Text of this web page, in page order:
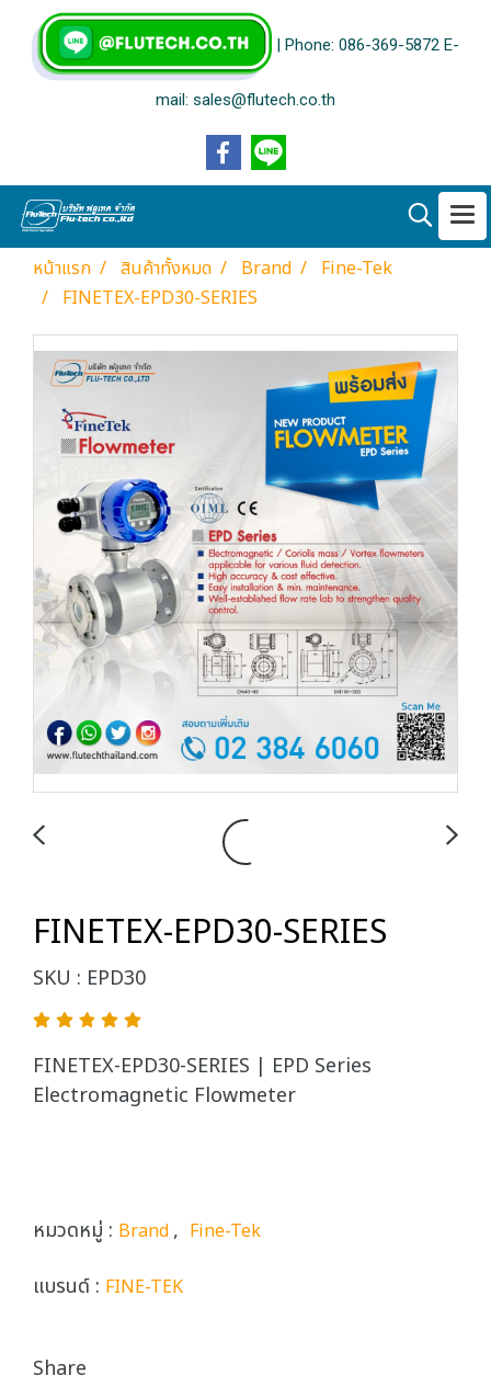
| Phone: 086-369-5872 E-
mail: sales@flutech.co.th
หน้าแรก สินค้าทั้งหมด Brand
Fine-Tek
FINETEX-EPD30-SERIES
FINETEX-EPD30-SERIES
SKU : EPD30
FINETEX-EPD30-SERIES | EPD Series
Electromagnetic Flowmeter
หมวดหมู่ : Brand, Fine-Tek
แบรนด์ : FINE-TEK
Share